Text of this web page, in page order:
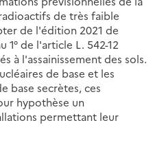
de très faible
de l'édition 2021 de
1° de l'article L. 542-12
à l'assainissement des sols.
de base et les
base secrètes, ces
hypothèse un
permettant leur